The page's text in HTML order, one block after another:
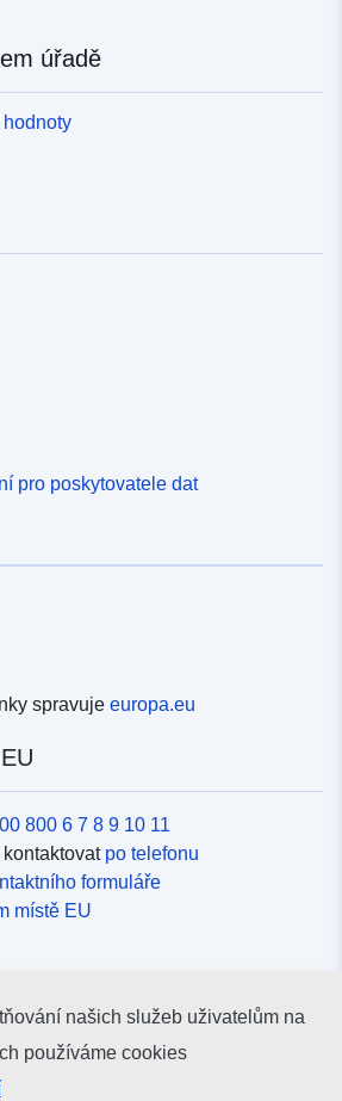
úřadě
pro poskytovatele dat
spravuje europa.eu
00 800 6 7 8 9 10 11
po telefonu
formuláře
místě EU
kanálů EU vsociálních médiích
našich služeb uživatelům na
používáme cookies